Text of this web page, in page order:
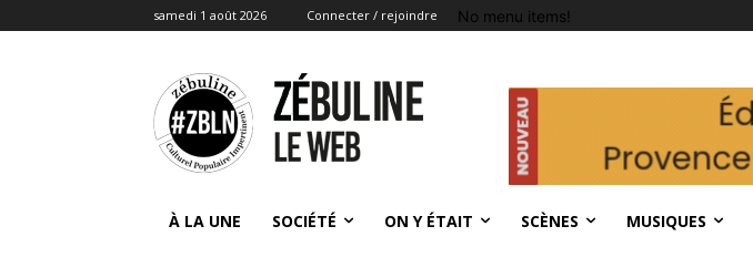
samedi 1 août 2026 Connecter / rejoindre No menu items!
À LA UNE SOCIÉTÉ ON Y ÉTAIT SCÈNES MUSIQUES